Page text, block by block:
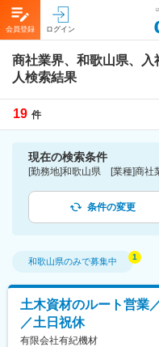
会員登録 ログイン
商社業界、和歌山県、入
人検索結果
19 件
現在の検索条件
条件の変更
和歌山県のみで募集中
土木資材のルート営業
／土日祝休
有限会社有紀機材